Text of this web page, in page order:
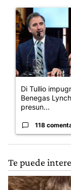
Un artículo de
Di Tullio
Benegas
presun...
118